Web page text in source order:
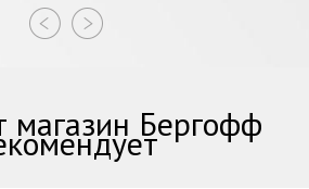
магазин Бергофф